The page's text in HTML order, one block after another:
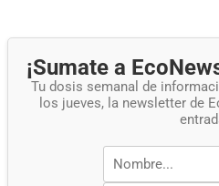
¡Sumate a
Tu dosis semanal de
los jueves, la newsletter de